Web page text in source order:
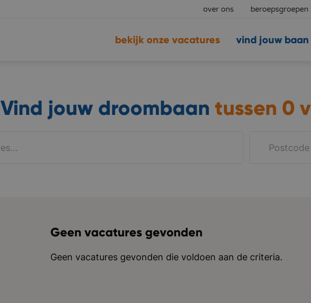
over ons beroepsgroepen
vind jouw baan
bekijk onze vacatures
Vind jouw droombaan tussen 0
Geen vacatures gevonden
Geen vacatures gevonden die voldoen aan de criteria.